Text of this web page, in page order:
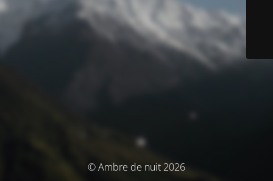
© Ambre de nuit 2026